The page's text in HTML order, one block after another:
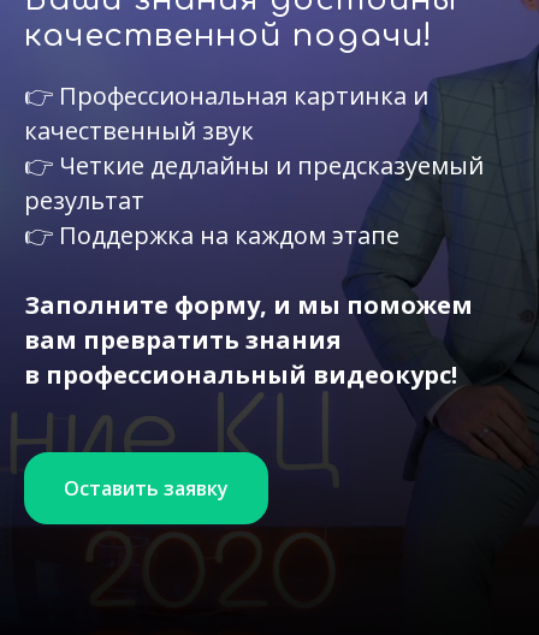
качественной подачи!
👉 Профессиональная картинка и
качественный звук
👉 Четкие дедлайны и предсказуемый
результат
👉 Поддержка на каждом этапе
Заполните форму, и мы поможем
вам превратить знания
в профессиональный видеокурс!
Оставить заявку